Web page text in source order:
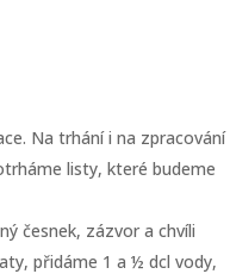
Na trhání i na zpracování
listy, které budeme
česnek, zázvor a chvíli
přidáme 1 a ½ dcl vody,